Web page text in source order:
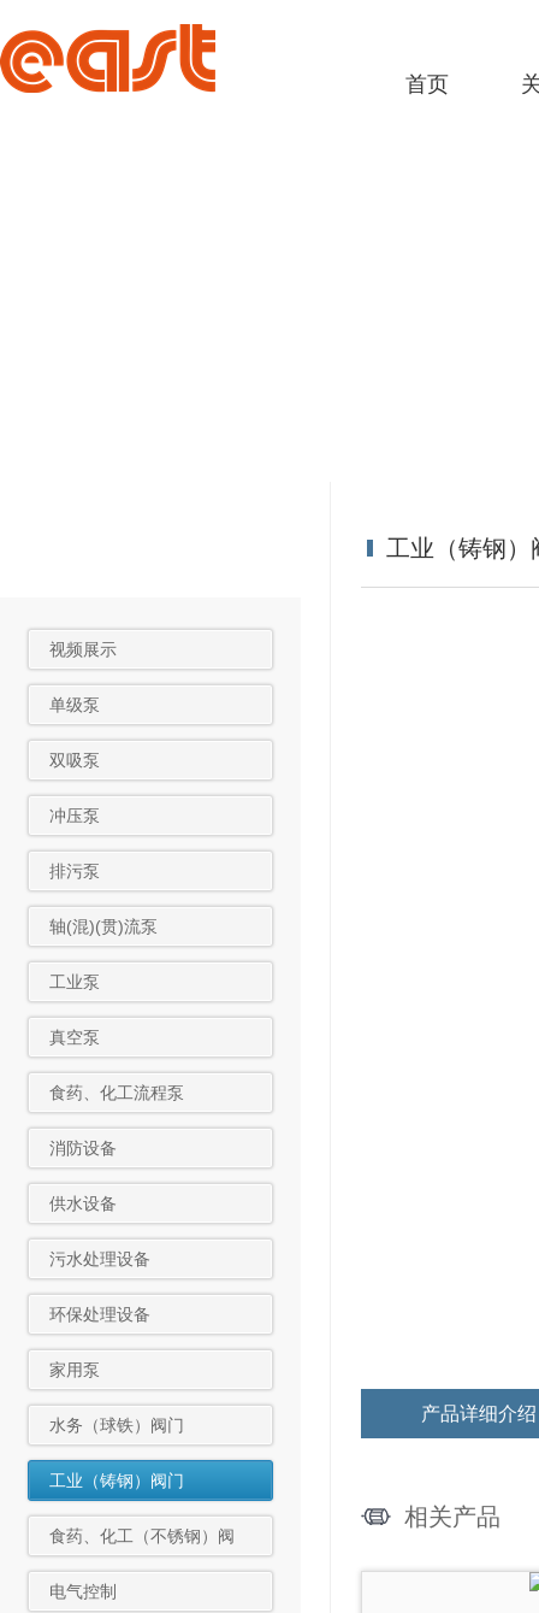
首页
视频展示
单级泵
双吸泵
冲压泵
排污泵
轴(混)(贯)流泵
工业泵
真空泵
食药、化工流程泵
消防设备
供水设备
污水处理设备
环保处理设备
家用泵
水务（球铁）阀门
工业（铸钢）阀门
食药、化工（不锈钢）阀
门
电气控制
工业（铸钢）
产品详细介绍
相关产品